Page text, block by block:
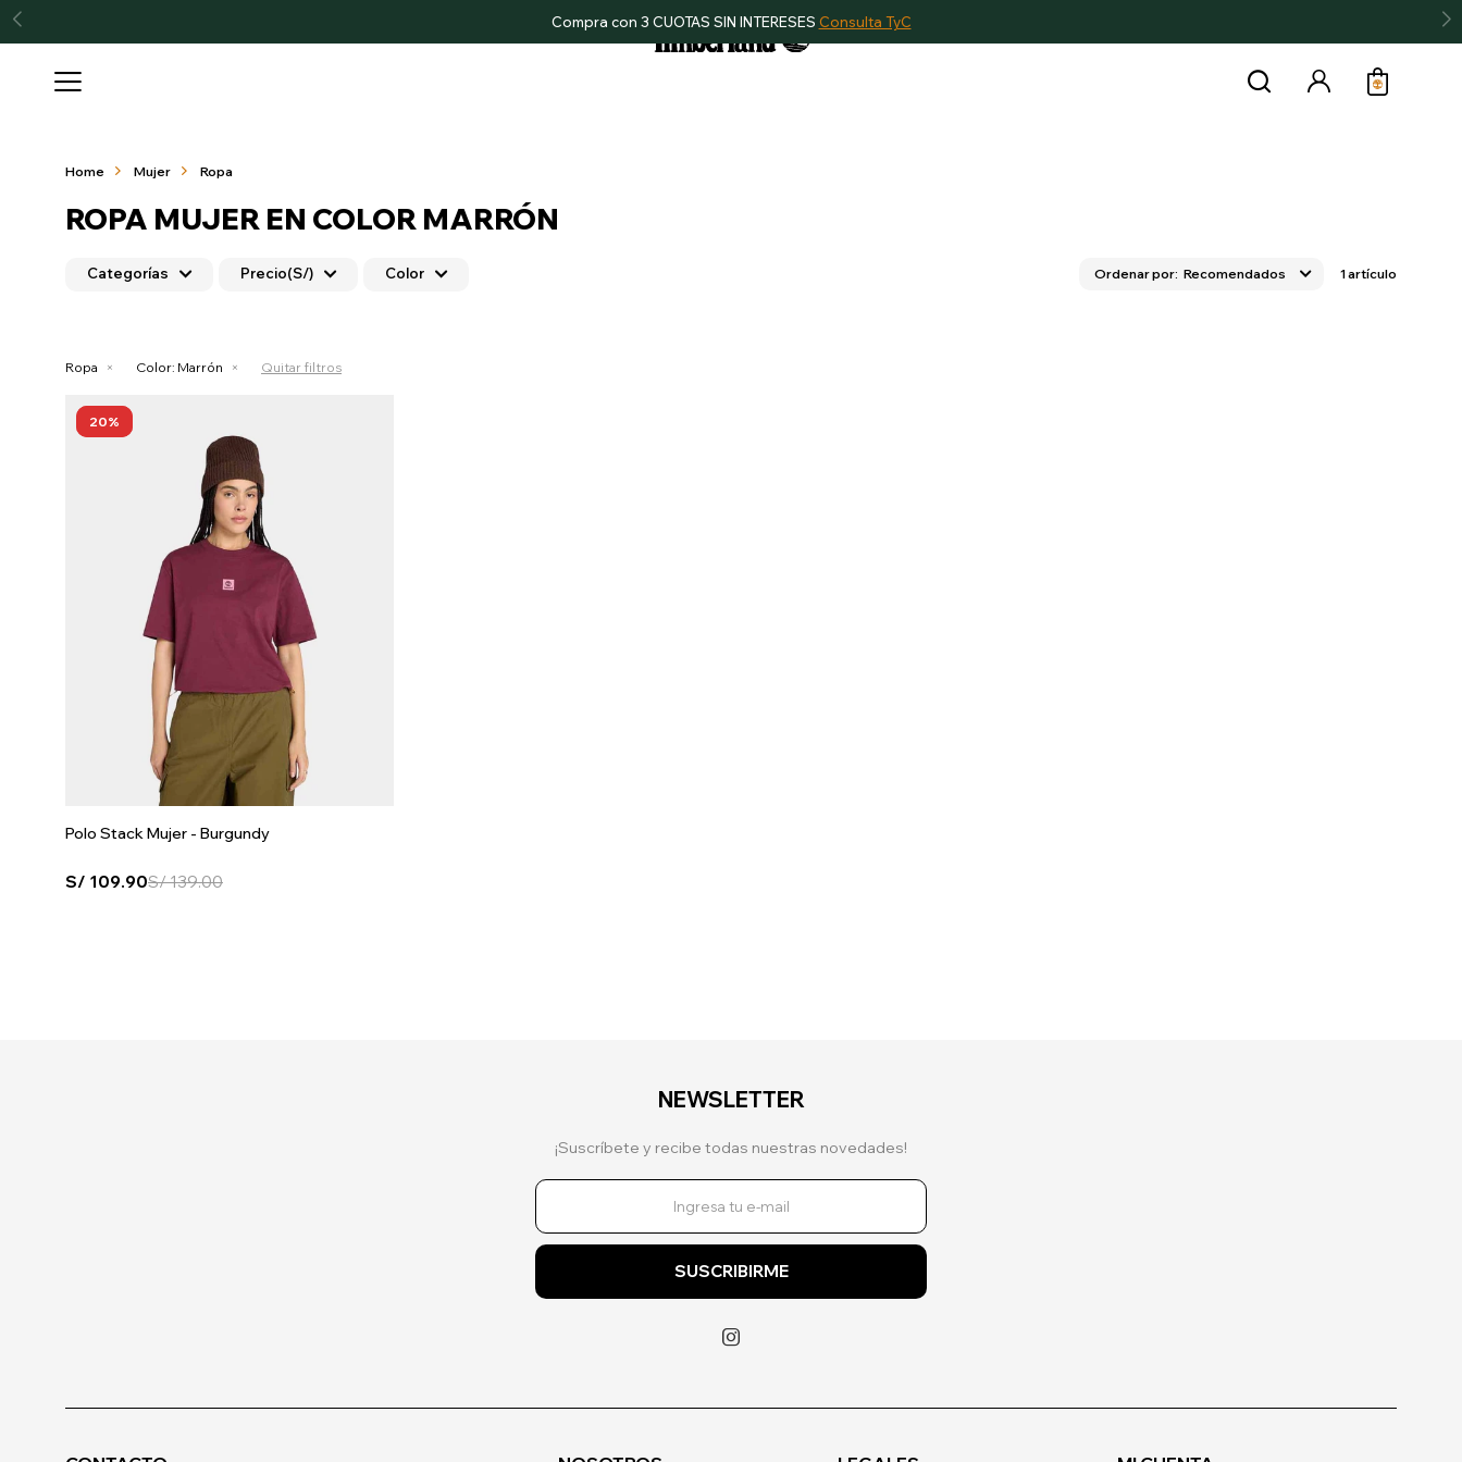
Compra con 3 CUOTAS SIN INTERESES Consulta TyC

Home Mujer Ropa
ROPA MUJER EN COLOR MARRÓN
Categorías Precio(S/) Color Recomendados 1 artículo
Ropa Color: Marrón Quitar filtros
20
Polo Stack Mujer - Burgundy
S/ 109.90S/139.00
NEWSLETTER
¡Suscríbete y recibe todas nuestras novedades!
SUSCRIBIRME
